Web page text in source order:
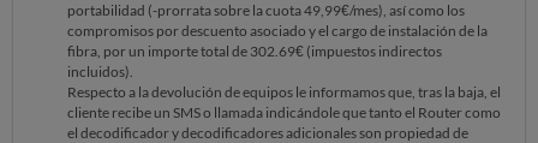
portabilidad (-prorrata sobre la cuota 49,99€/mes), así como los
compromisos por descuento asociado y el cargo de instalación de la
fibra, por un importe total de 302.69€ (impuestos indirectos
incluidos).
Respecto a la devolución de equipos le informamos que, tras la baja, el
cliente recibe un SMS o llamada indicándole que tanto el Router como
el decodificador y decodificadores adicionales son propiedad de